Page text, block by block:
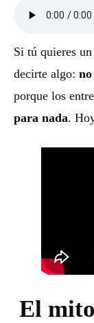
Si tú quieres
decirte algo:
porque los
para nada.
El